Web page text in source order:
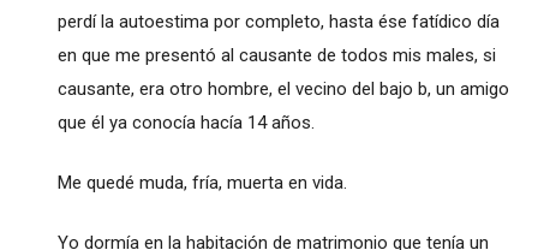
perdí la autoestima por completo, hasta ése fatídico día
en que me presentó al causante de todos mis males, si
causante, era otro hombre, el vecino del bajo b, un amigo
que él ya conocía hacía 14 años.
Me quedé muda, fría, muerta en vida.
Yo dormía en la habitación de matrimonio que tenía un